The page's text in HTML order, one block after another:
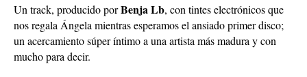
Un track, producido porBenja Lb, con tintes electrónicos que
nos regala Ángela mientras esperamos el ansiado primer disco;
un acercamiento súper íntimo a una artista más madura y con
mucho para decir.